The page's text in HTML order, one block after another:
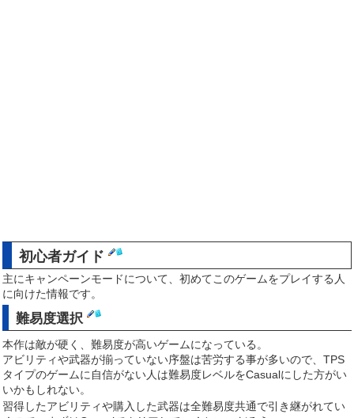
初心者ガイド
主にキャンペーンモードについて、初めてこのゲームをプレイする人
に向けた情報です。
難易度選択
本作は敵が硬く、難易度が高いゲームになっている。
アビリティや武器が揃っていない序盤は苦労する事が多いので、TPS
タイプのゲームに自信がない人は難易度レベルをCasualにした方がい
いかもしれない。
習得したアビリティや購入した武器は全難易度共通で引き継がれてい